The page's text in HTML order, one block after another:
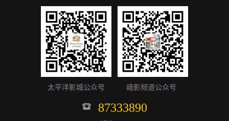
太平洋影城公众号 峨影频道公众号
87333890